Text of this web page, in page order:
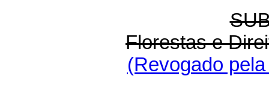
Florestas e
(Revogado